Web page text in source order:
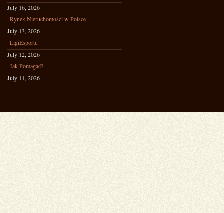
July 16, 2026
Rynek Nieruchomości w Polsce
July 13, 2026
LigiEsportu
July 12, 2026
Jak Pomagać?
July 11, 2026